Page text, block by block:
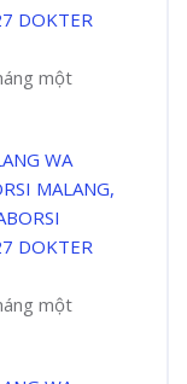
DOKTER
một
WA
MALANG,
DOKTER
một